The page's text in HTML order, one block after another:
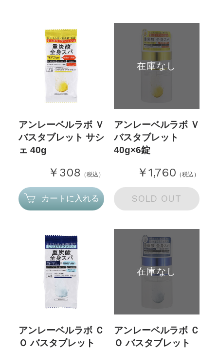
アンレーベルラボ Ｖ
バスタブレット サシ
ェ 40g
￥308 （税込）
カートに入れる
在庫なし
アンレーベルラボ Ｖ
バスタブレット
40g×6錠
￥1,760 （税込）
SOLD OUT
アンレーベルラボ Ｃ
Ｏ バスタブレット
在庫なし
アンレーベルラボ Ｃ
Ｏ バスタブレット